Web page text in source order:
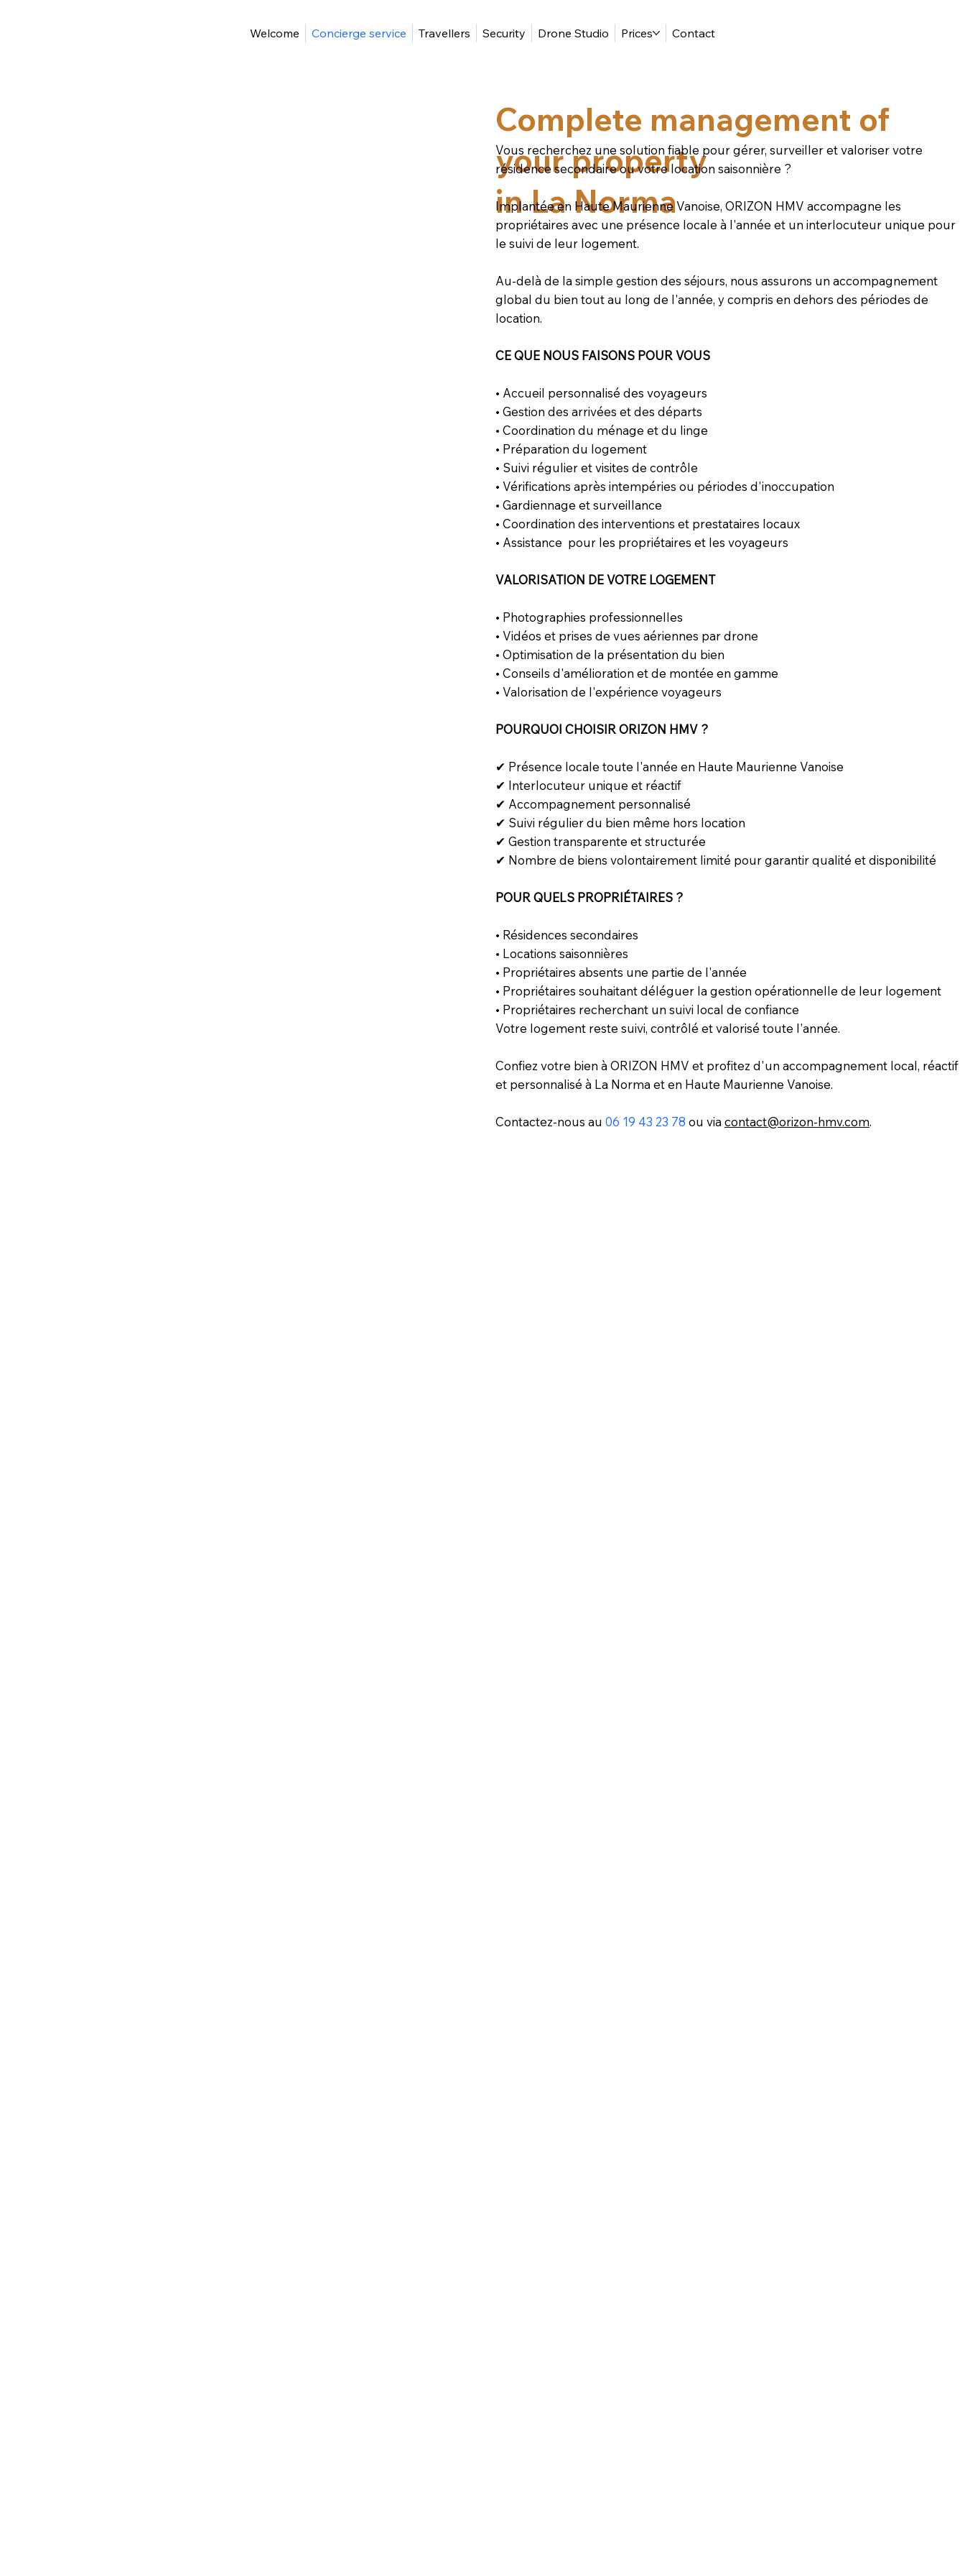
Welcome Concierge service Travellers Security Drone Studio Prices Contact
Complete management of
your property
in La Norma
Vous recherchez une solution fiable pour gérer, surveiller et valoriser votre
résidence secondaire ou votre location saisonnière ?
Implantée en Haute Maurienne Vanoise, ORIZON HMV accompagne les
propriétaires avec une présence locale à l'année et un interlocuteur unique pour
le suivi de leur logement.
Au-delà de la simple gestion des séjours, nous assurons un accompagnement
global du bien tout au long de l'année, y compris en dehors des périodes de
location.
CE QUE NOUS FAISONS POUR VOUS
• Accueil personnalisé des voyageurs
• Gestion des arrivées et des départs
• Coordination du ménage et du linge
• Préparation du logement
• Suivi régulier et visites de contrôle
• Vérifications après intempéries ou périodes d'inoccupation
• Gardiennage et surveillance
• Coordination des interventions et prestataires locaux
• Assistance pour les propriétaires et les voyageurs
VALORISATION DE VOTRE LOGEMENT
• Photographies professionnelles
• Vidéos et prises de vues aériennes par drone
• Optimisation de la présentation du bien
• Conseils d'amélioration et de montée en gamme
• Valorisation de l'expérience voyageurs
POURQUOI CHOISIR ORIZON HMV ?
✔ Présence locale toute l'année en Haute Maurienne Vanoise
✔ Interlocuteur unique et réactif
✔ Accompagnement personnalisé
✔ Suivi régulier du bien même hors location
✔ Gestion transparente et structurée
✔ Nombre de biens volontairement limité pour garantir qualité et disponibilité
POUR QUELS PROPRIÉTAIRES ?
• Résidences secondaires
• Locations saisonnières
• Propriétaires absents une partie de l'année
• Propriétaires souhaitant déléguer la gestion opérationnelle de leur logement
• Propriétaires recherchant un suivi local de confiance
Votre logement reste suivi, contrôlé et valorisé toute l'année.
Confiez votre bien à ORIZON HMV et profitez d'un accompagnement local, réactif
et personnalisé à La Norma et en Haute Maurienne Vanoise.
Contactez-nous au 06 19 43 23 78 ou via contact@orizon-hmv.com.